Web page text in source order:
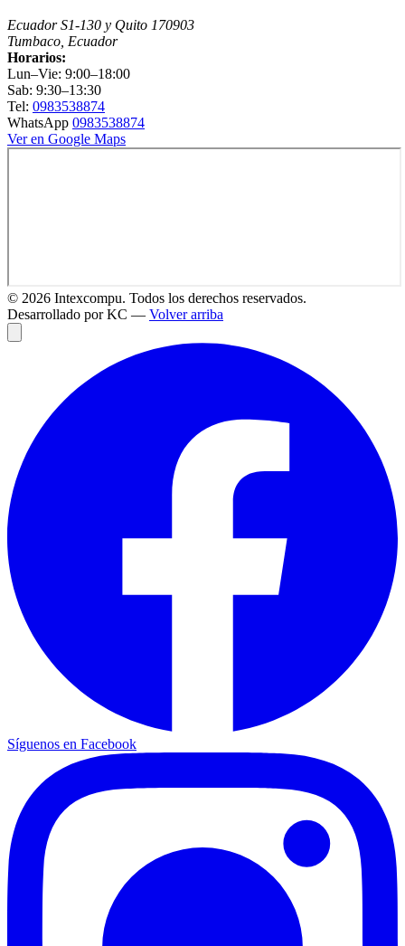
Ecuador S1-130 y Quito 170903
Tumbaco, Ecuador
Horarios:
Lun–Vie: 9:00–18:00
Sab: 9:30–13:30
Tel: 0983538874
WhatsApp 0983538874
Ver en Google Maps
© 2026 Intexcompu. Todos los derechos reservados.
Desarrollado por KC — Volver arriba
Síguenos en Facebook